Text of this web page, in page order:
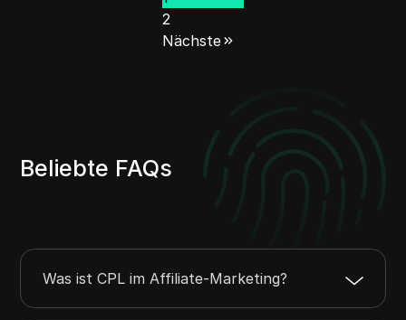
2
Nächste
Beliebte FAQs
Was ist CPL im Affiliate-Marketing?